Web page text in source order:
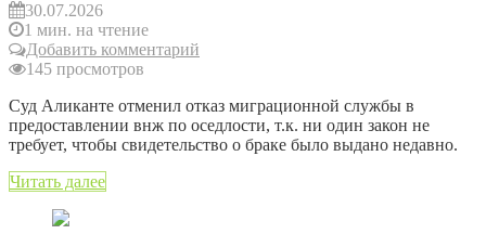
30.07.2026
1 мин. на чтение
Добавить комментарий
145 просмотров
Суд Аликанте отменил отказ миграционной службы в
предоставлении внж по оседлости, т.к. ни один закон не
требует, чтобы свидетельство о браке было выдано недавно.
Читать далее